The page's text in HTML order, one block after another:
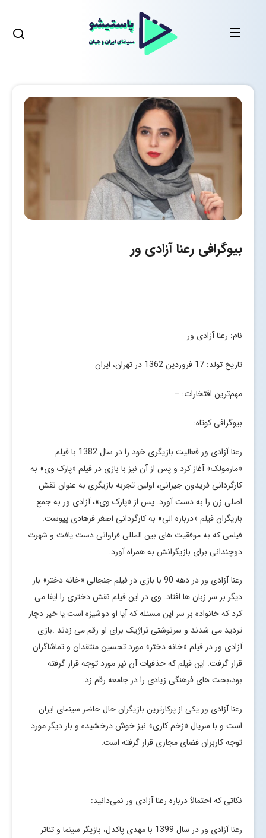
بیوگرافی رعنا آزادی ور
نام: رعنا آزادی ور
تاریخ تولد: 17 فروردین 1362 در تهران، ایران
مهم‌ترین افتخارات: –
بیوگرافی کوتاه:
رعنا آزادی ور فعالیت بازیگری خود را در سال 1382 با فیلم
«مارمولک» آغاز کرد و پس از آن نیز با بازی در فیلم «پارک وی» به
کارگردانی فریدون جیرانی، اولین تجربه بازیگری به عنوان نقش
اصلی زن را به دست آورد. پس از «پارک وی»، آزادی ور به جمع
بازیگران فیلم «درباره الی» به کارگردانی اصغر فرهادی پیوست.
فیلمی که به موفقیت های بین المللی فراوانی دست یافت و شهرت
دوچندانی برای بازیگرانش به همراه آورد.
رعنا آزادی ور در دهه 90 با بازی در فیلم جنجالی «خانه دختر» بار
دیگر بر سر زبان ها افتاد. وی در این فیلم نقش دختری را ایفا می
کرد که خانواده بر سر این مسئله که آیا او دوشیزه است یا خیر دچار
تردید می شدند و سرنوشتی تراژیک برای او رقم می زدند .بازی
آزادی ور در فیلم «خانه دختر» مورد تحسین منتقدان و تماشاگران
قرار گرفت. این فیلم که حذفیات آن نیز مورد توجه قرار گرفته
بود،بحث های فرهنگی زیادی را در جامعه رقم زد.
رعنا آزادی ور یکی از پرکارترین بازیگران حال حاضر سینمای ایران
است و با سریال «زخم کاری» نیز خوش درخشیده و بار دیگر مورد
توجه کاربران فضای مجازی قرار گرفته است.
نکاتی که احتمالاً درباره رعنا آزادی ور نمی‌دانید:
رعنا آزادی ور در سال 1399 با مهدی پاکدل، بازیگر سینما و تئاتر